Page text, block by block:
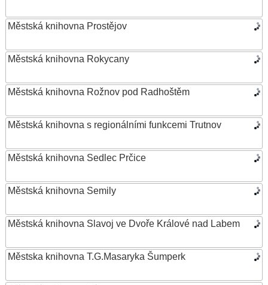
Městská knihovna Prostějov
Městská knihovna Rokycany
Městská knihovna Rožnov pod Radhoštěm
Městská knihovna s regionálními funkcemi Trutnov
Městská knihovna Sedlec Prčice
Městská knihovna Semily
Městská knihovna Slavoj ve Dvoře Králové nad Labem
Městska knihovna T.G.Masaryka Šumperk